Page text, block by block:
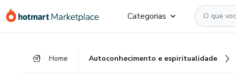
para
para
para
Categorias
Home Autoconhecimento e espiritualidade